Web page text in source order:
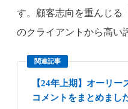
す。顧客志向を重んじる
のクライアントから高い
関連記事
【24年上期】オーリ
コメントをまとめまし